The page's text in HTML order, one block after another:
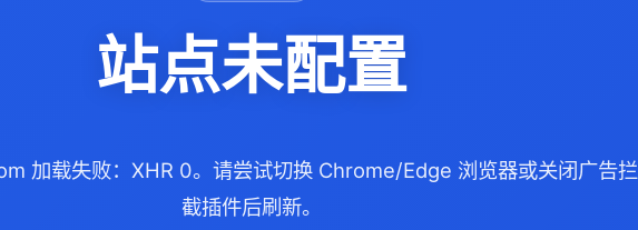
站点未配置
加载失败：XHR 0。请尝试切换 Chrome/Edge 浏览器或关闭广告拦
截插件后刷新。